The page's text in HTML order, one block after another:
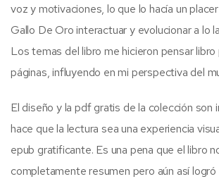
voz y motivaciones, lo que lo hacía un
Gallo De Oro interactuar y evolucionar a lo
Los temas del libro me hicieron pensar libro
páginas, influyendo en mi perspectiva del
El diseño y la pdf gratis de la colección son
hace que la lectura sea una experiencia
epub gratificante. Es una pena que el libro
completamente resumen pero aún así logró